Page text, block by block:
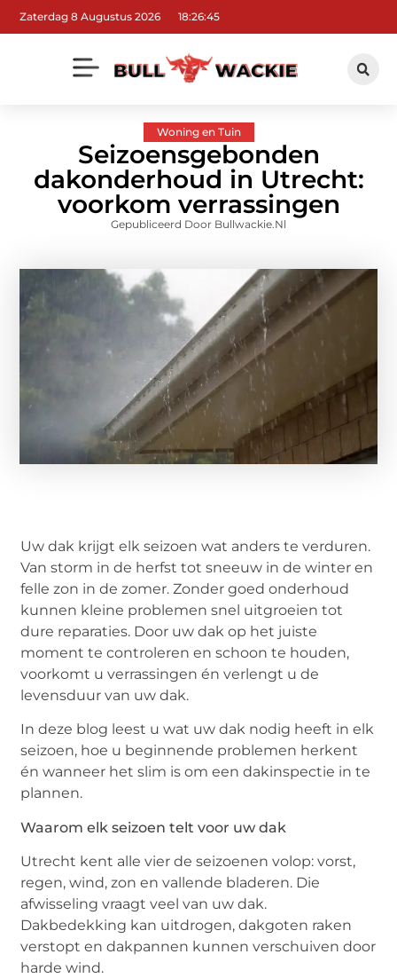
Zaterdag 8 Augustus 2026 18:26:47
Woning en Tuin
Seizoensgebonden
dakonderhoud in Utrecht:
voorkom verrassingen
Gepubliceerd Door Bullwackie.nl
Uw dak krijgt elk seizoen wat anders te verduren.
Van storm in de herfst tot sneeuw in de winter en
felle zon in de zomer. Zonder goed onderhoud
kunnen kleine problemen snel uitgroeien tot
dure reparaties. Door uw dak op het juiste
moment te controleren en schoon te houden,
voorkomt u verrassingen én verlengt u de
levensduur van uw dak.
In deze blog leest u wat uw dak nodig heeft in elk
seizoen, hoe u beginnende problemen herkent
én wanneer het slim is om een dakinspectie in te
plannen.
Waarom elk seizoen telt voor uw dak
Utrecht kent alle vier de seizoenen volop: vorst,
regen, wind, zon en vallende bladeren. Die
afwisseling vraagt veel van uw dak.
Dakbedekking kan uitdrogen, dakgoten raken
verstopt en dakpannen kunnen verschuiven door
harde wind.